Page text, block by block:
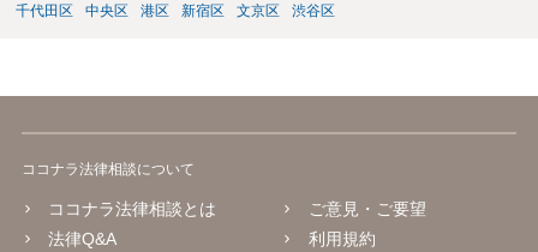
千代田区
中央区 港区 新宿区 文京区 渋谷区
ココナラ法律相談について
ココナラ法律相談とは
法律Q&A
ご意見・ご要望
利用規約